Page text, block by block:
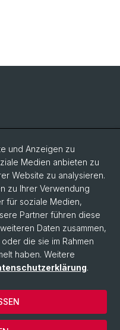
und Anzeigen zu
Medien anbieten zu
Website zu analysieren.
zu Ihrer Verwendung
für soziale Medien,
Partner führen diese
Daten zusammen,
die sie im Rahmen
haben. Weitere
.